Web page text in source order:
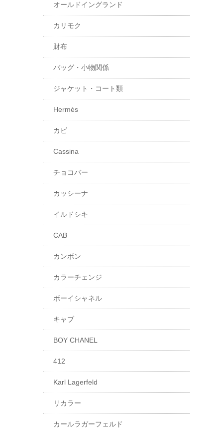
オールドイングランド
カリモク
財布
バッグ・小物関係
ジャケット・コート類
Hermès
カビ
Cassina
チョコバー
カッシーナ
イルドシキ
CAB
カンボン
カラーチェンジ
ボーイシャネル
キャブ
BOY CHANEL
412
Karl Lagerfeld
リカラー
カールラガーフェルド